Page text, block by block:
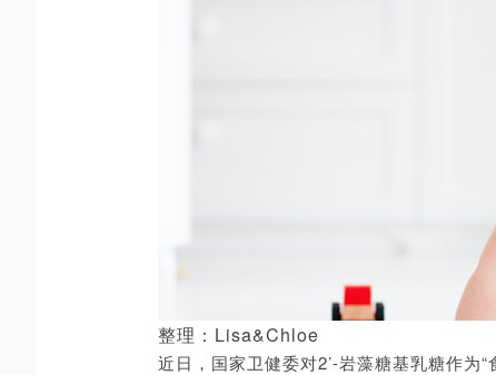
整理：Lisa&Chloe
近日，国家卫健委对2’-岩藻糖基乳糖作为